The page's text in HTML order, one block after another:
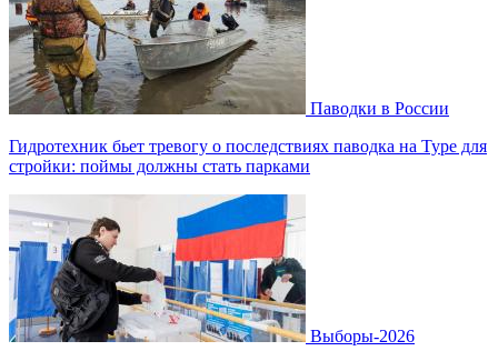
Паводки в России
Гидротехник бьет тревогу о последствиях паводка на Туре для
стройки: поймы должны стать парками
Выборы-2026